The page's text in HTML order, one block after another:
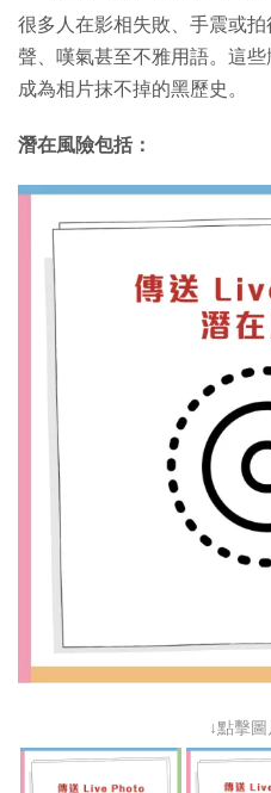
很多人在影相失敗、手震或
聲、嘆氣甚至不雅用語。這
成為相片抹不掉的黑歷史。
潛在風險包括：
↓點擊